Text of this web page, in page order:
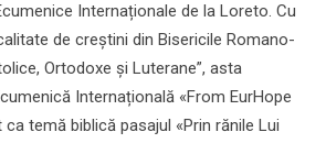
Internaționale de la Loreto. Cu
de creștini din Bisericile Romano-
Ortodoxe și Luterane”, asta
Internațională «From EurHope
temă biblică pasajul «Prin rănile Lui